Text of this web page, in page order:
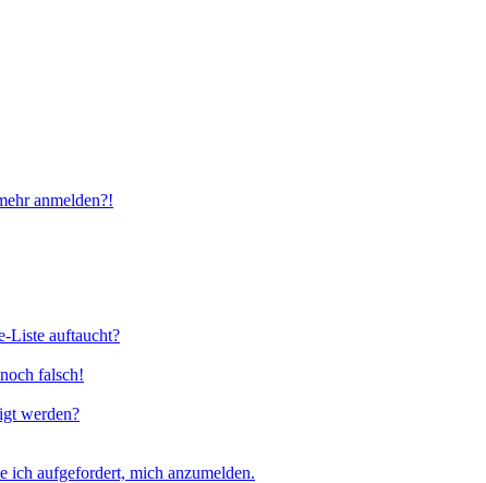
anmelden?!
Liste auftaucht?
falsch!
werden?
aufgefordert, mich anzumelden.